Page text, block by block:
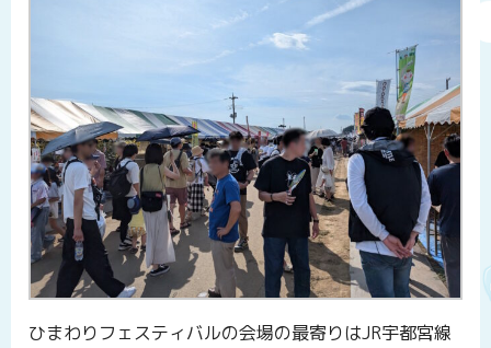
ひまわりフェスティバルの会場の最寄りはJR宇都宮線